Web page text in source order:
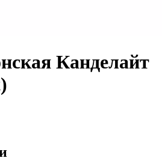
Канделайт